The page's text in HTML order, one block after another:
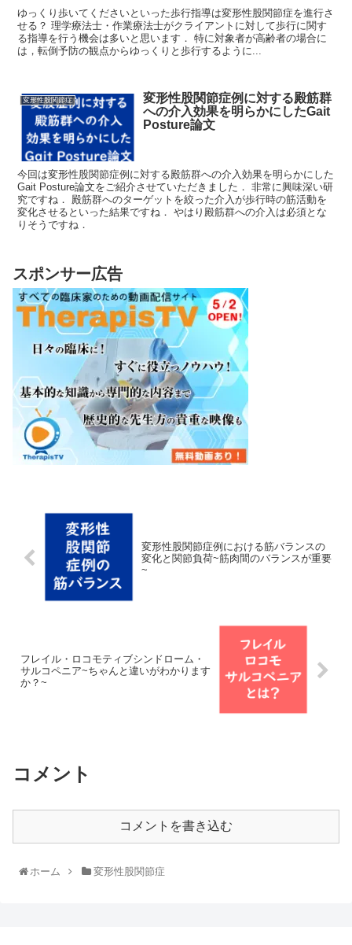
ゆっくり歩いてくださいといった歩行指導は変形性股関節症を進行さ
せる？ 理学療法士・作業療法士がクライアントに対して歩行に関す
る指導を行う機会は多いと思います． 特に対象者が高齢者の場合に
は，転倒予防の観点からゆっくりと歩行するように...
変形性股関節症
変形性股関節症例に対する殿筋群
への介入効果を明らかにしたGait
Posture論文
今回は変形性股関節症例に対する殿筋群への介入効果を明らかにした
Gait Posture論文をご紹介させていただきました． 非常に興味深い研
究ですね． 殿筋群へのターゲットを絞った介入が歩行時の筋活動を
変化させるといった結果ですね． やはり殿筋群への介入は必須とな
りそうですね．
スポンサー広告
変形性股関節症例における筋バランスの
変化と関節負荷~筋肉間のバランスが重要
~
フレイル・ロコモティブシンドローム・
サルコペニア~ちゃんと違いがわかります
か？~
コメント
コメントを書き込む
ホーム 変形性股関節症